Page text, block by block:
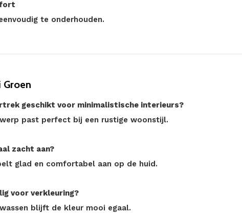
te onderhouden.
Groen
geschikt voor minimalistische interieurs?
past perfect bij een rustige woonstijl.
zacht aan?
glad en comfortabel aan op de huid.
voor verkleuring?
blijft de kleur mooi egaal.